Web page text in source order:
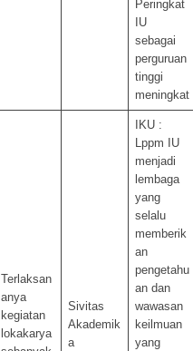
Peringkat
IU
sebagai
perguruan
tinggi
meningkat
Terlaksan
anya
kegiatan
lokakarya
Sivitas
Akademik
a
IKU :
Lppm IU
menjadi
lembaga
yang
selalu
memberik
an
pengetahu
an dan
wawasan
keilmuan
yang